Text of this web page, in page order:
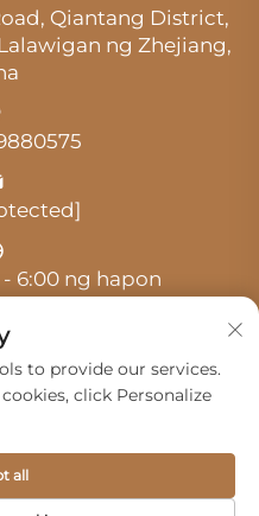
Qiantang District,
ng Zhejiang,
6:00 ng hapon
sa privacy
Tungkol Sa Amin
to provide our services.
click Personalize
all